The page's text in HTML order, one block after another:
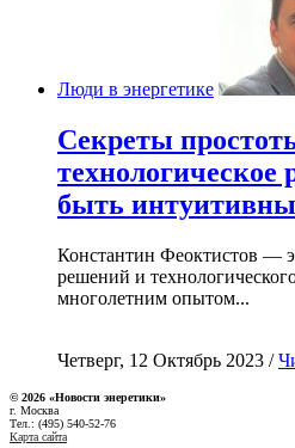
Люди в энергетике
Секреты
быть
Константин Феоктистов —
решений и
многолетним опытом...
Четверг, 12 Октябрь 2023 /
© 2026 «Новости энеретики»
г. Москва
Тел.: (495) 540-52-76
Карта сайта